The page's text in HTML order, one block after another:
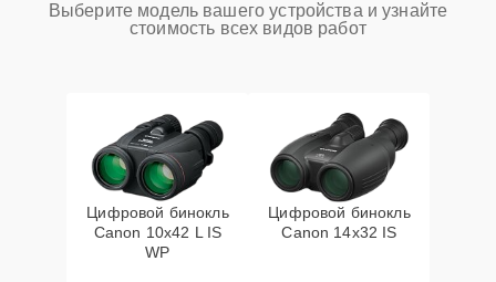
Выберите модель вашего устройства и узнайте
стоимость всех видов работ
Цифровой бинокль
Canon 10x42 L IS
WP
Цифровой бинокль
Canon 14x32 IS